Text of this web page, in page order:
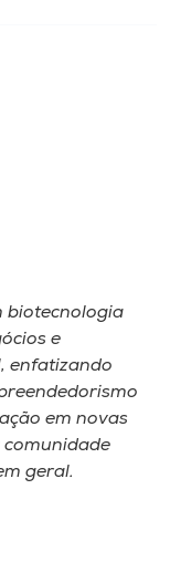
biotecnologia
e
enfatizando
em novas
comunidade
geral.